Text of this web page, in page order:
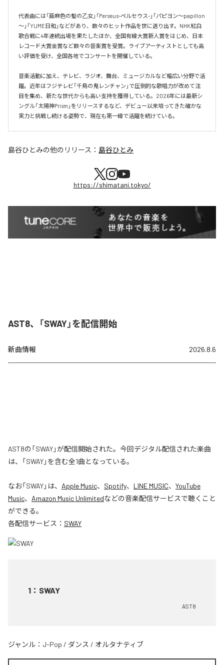
代表曲には「亜麻色の髪の乙女」「Perseus-ペルセウス-」「パピヨン～papillon
～」「YUME日和」などがあり、数々のヒット作品を世に送り出す。NHK紅白
歌合戦に4年連続出場を果たしたほか、全国有線大賞新人賞をはじめ、日本
レコード大賞金賞など数々の音楽賞を受賞。ライブアーティストとしても高
い評価を受け、全国各地でコンサートを開催している。
音楽活動に加え、テレビ、ラジオ、舞台、ミュージカルなど幅広い分野で活
躍。近年はフジテレビ「千鳥の鬼レンチャン」で圧倒的な歌唱力が改めて注
目を集め、新たな世代からも高い支持を獲得している。2026年には最新シ
ングル「太陽神Prism」をリリースするなど、デビュー以来培ってきた確かな
実力と挑戦し続ける姿勢で、現在も第一線で活躍を続けている。
島谷ひとみの他のリリース： 島谷ひとみ
https://shimatani.tokyo/
AST8、「SWAY」を配信開始
新曲情報 2026.8.6
AST8の「SWAY」が配信開始された。今回デジタル配信された楽曲
は、「SWAY」を含む全1曲となっている。
なお「SWAY」は、 Apple Music、 Spotify、 LINE MUSIC、 YouTube
Music、 Amazon Music Unlimitedなどの音楽配信サービスで聴くこと
ができる。
各配信サービス： SWAY
1 ： SWAY
AST8
ジャンル： J-Pop / ダンス / オルタナティブ